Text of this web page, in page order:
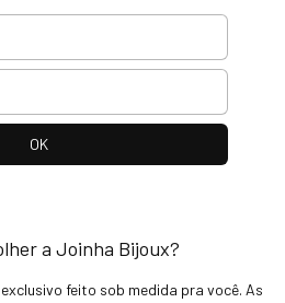
a Joinha Bijoux?
feito sob medida pra você. As